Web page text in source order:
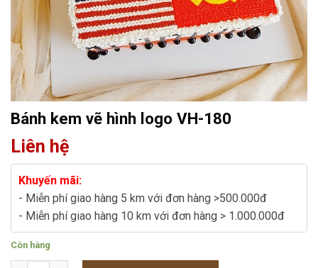
Bánh kem vẽ hình logo VH-180
Liên hệ
Khuyến mãi:
- Miễn phí giao hàng 5 km với đơn hàng >500.000đ
- Miễn phí giao hàng 10 km với đơn hàng > 1.000.000đ
Còn hàng